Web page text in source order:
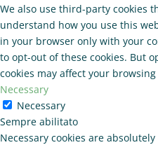
We also use third-party cookies
understand how you use this
in your browser only with your
to opt-out of these cookies. But
cookies may affect your
Necessary
Necessary
Sempre abilitato
Necessary cookies are